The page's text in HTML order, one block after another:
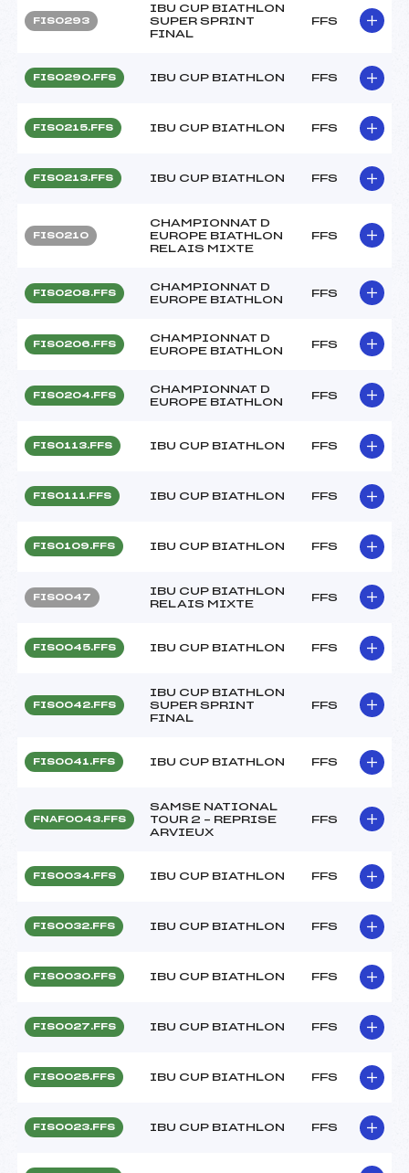
FIS0293
IBU CUP BIATHLON
SUPER SPRINT
FINAL
FFS
FIS0290.FFS IBU CUP BIATHLON FFS
FIS0215.FFS IBU CUP BIATHLON FFS
FIS0213.FFS IBU CUP BIATHLON FFS
FIS0210
CHAMPIONNAT D
EUROPE BIATHLON
RELAIS MIXTE
FFS
FIS0208.FFS
CHAMPIONNAT D
EUROPE BIATHLON
FFS
FIS0206.FFS
CHAMPIONNAT D
EUROPE BIATHLON
FFS
FIS0204.FFS
CHAMPIONNAT D
EUROPE BIATHLON
FFS
FIS0113.FFS IBU CUP BIATHLON FFS
FIS0111.FFS IBU CUP BIATHLON FFS
FIS0109.FFS IBU CUP BIATHLON FFS
FIS0047
IBU CUP BIATHLON
RELAIS MIXTE
FFS
FIS0045.FFS IBU CUP BIATHLON FFS
FIS0042.FFS
IBU CUP BIATHLON
SUPER SPRINT
FINAL
FFS
FIS0041.FFS IBU CUP BIATHLON FFS
FNAF0043.FFS
SAMSE NATIONAL
TOUR 2 – REPRISE
ARVIEUX
FFS
FIS0034.FFS IBU CUP BIATHLON FFS
FIS0032.FFS IBU CUP BIATHLON FFS
FIS0030.FFS IBU CUP BIATHLON FFS
FIS0027.FFS IBU CUP BIATHLON FFS
FIS0025.FFS IBU CUP BIATHLON FFS
FIS0023.FFS IBU CUP BIATHLON FFS